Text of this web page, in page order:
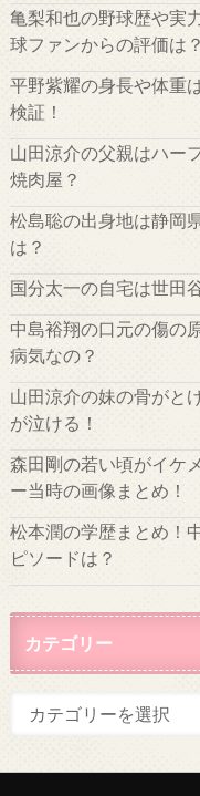
亀梨和也の野球歴や実
球ファンからの評価は？
平野紫耀の身長や体重
検証！
山田涼介の父親はハー
焼肉屋？
松島聡の出身地は静岡
は？
国分太一の自宅は世田
中島裕翔の口元の傷の
病気なの？
山田涼介の妹の骨がと
が泣ける！
森田剛の若い頃がイケ
ー当時の画像まとめ！
松本潤の学歴まとめ！
ピソードは？
カテゴリー